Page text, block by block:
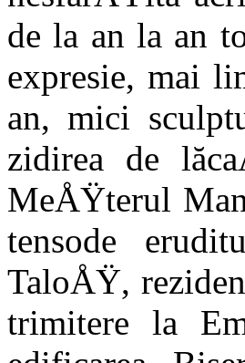
de la an la an
expresie, mai
an, mici
zidirea de
MeÅŸterul
tensode
TaloÅŸ,
trimitere la